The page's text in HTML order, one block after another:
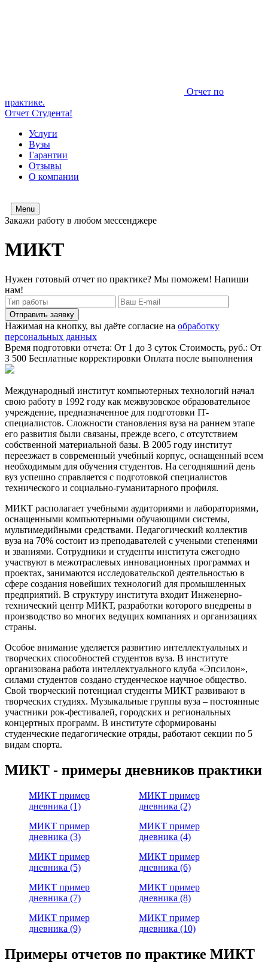
Отчет по
практике.
Отчет Студента!
Услуги
Вузы
Гарантии
Отзывы
О компании
Menu
Закажи работу в любом мессенджере
МИКТ
Нужен готовый отчет по практике? Мы поможем! Напиши
нам!
Отправить заявку
Нажимая на кнопку, вы даёте согласие на обработку
персональных данных
Время подготовки отчета: От 1 до 3 суток Стоимость, руб.: От
3 500 Бесплатные корректировки Оплата после выполнения
Международный институт компьютерных технологий начал
свою работу в 1992 году как межвузовское образовательное
учреждение, предназначенное для подготовки IT-
специалистов. Сложности становления вуза на раннем этапе
его развития были связаны, прежде всего, с отсутствием
собственной материальной базы. В 2005 году институт
переезжает в современный учебный корпус, оснащенный всем
необходимым для обучения студентов. На сегодняшний день
вуз успешно справляется с подготовкой специалистов
технического и социально-гуманитарного профиля.
МИКТ располагает учебными аудиториями и лабораториями,
оснащенными компьютерными обучающими системы,
мультимедийными средствами. Педагогический коллектив
вуза на 70% состоит из преподавателей с учеными степенями
и званиями. Сотрудники и студенты института ежегодно
участвуют в межотраслевых инновационных программах и
проектах, занимаются исследовательской деятельностью в
сфере создания новейших технологий для промышленных
предприятий. В структуру института входит Инженерно-
технический центр МИКТ, разработки которого внедрены в
производство во многих ведущих компаниях и организациях
страны.
Особое внимание уделяется развитию интеллектуальных и
творческих способностей студентов вуза. В институте
организована работа интеллектуального клуба «Эпсилон»,
силами студентов создано студенческое научное общество.
Свой творческий потенциал студенты МИКТ развивают в
творческих студиях. Музыкальные группы вуза – постоянные
участники рок-фестивалей, городских и региональных
концертных программ. В институте сформированы
студенческие педагогические отряды, работают секции по 5
видам спорта.
МИКТ - примеры дневников практики
МИКТ пример
дневника (1)
МИКТ пример
дневника (2)
МИКТ пример
дневника (3)
МИКТ пример
дневника (4)
МИКТ пример
дневника (5)
МИКТ пример
дневника (6)
МИКТ пример
дневника (7)
МИКТ пример
дневника (8)
МИКТ пример
дневника (9)
МИКТ пример
дневника (10)
Примеры отчетов по практике МИКТ